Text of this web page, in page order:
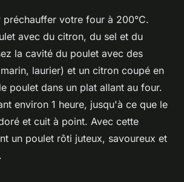
préchauffer votre four à 200°C.
avec du citron, du sel et du
la cavité du poulet avec des
laurier) et un citron coupé en
poulet dans un plat allant au four.
environ 1 heure, jusqu'à ce que le
et cuit à point. Avec cette
un poulet rôti juteux, savoureux et
.